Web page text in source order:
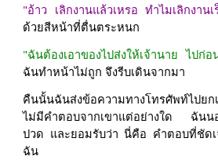
"อ้าว เลิกงานแล้วเหรอ ทำไมเลิกงานเ
ด้วยสีหน้าที่ตื่นตระหนก
"ฉันต้องเอาของไปส่งให้เจ้านาย ไปก่
ฉันทำหน้าไม่ถูก จึงรีบเดินจากมา
คืนนั้นฉันส่งข้อความทางโทรศัพท์ไปยก
ไม่มีคำตอบจากเขาแต่อย่างใด ฉันน
ปวด และยอมรับว่า นี่คือ คำตอบที่ชัด
ฉัน